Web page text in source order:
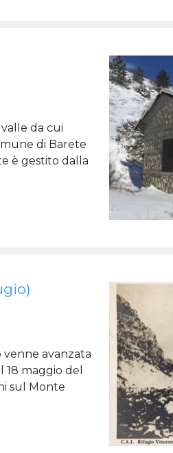
da cui
di Barete
è gestito dalla
avanzata
18 maggio del
sul Monte